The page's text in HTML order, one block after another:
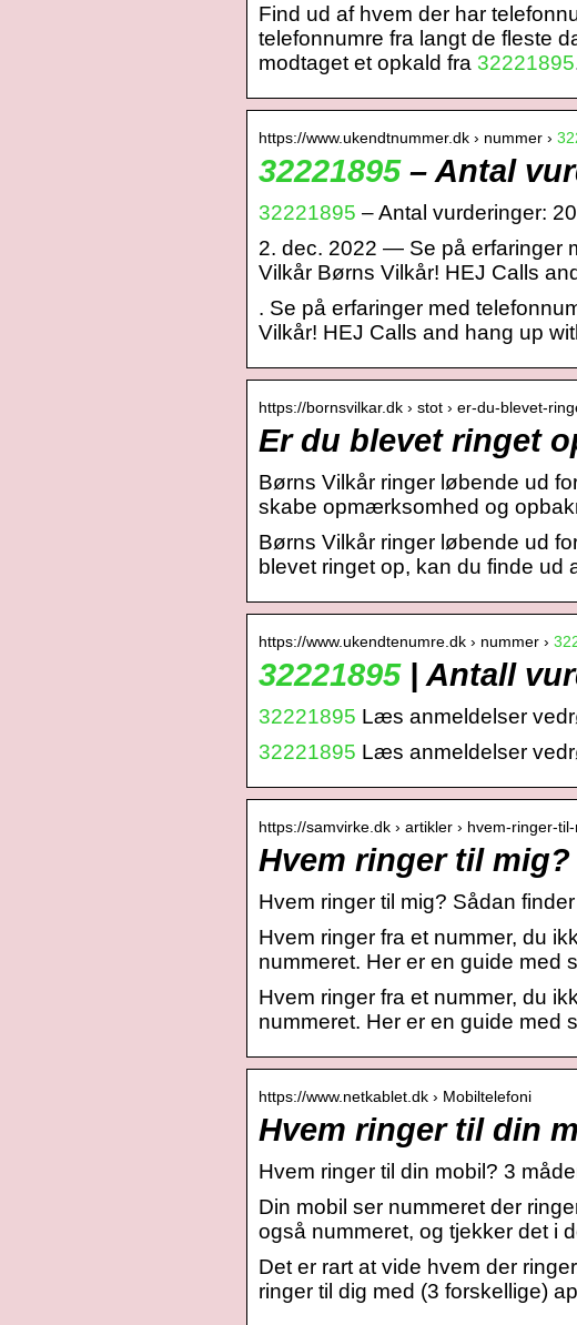
Find ud af hvem der har
telefonnumre fra langt de fleste
modtaget et opkald fra 32221895
https://www.ukendtnummer.dk › nummer ›
32221895– Antal
32221895 – Antal vurderinger:
2. dec. 2022 — Se på erfaringer
Vilkår Børns Vilkår! HEJ Calls
. Se på erfaringer med
Vilkår! HEJ Calls and hang up
https://bornsvilkar.dk › stot › er-du-blevet-
Er du blevet ringet
Børns Vilkår ringer løbende ud
skabe opmærksomhed og
Børns Vilkår ringer løbende ud
blevet ringet op, kan du finde ud
https://www.ukendtenumre.dk › nummer ›
32221895| Antall
32221895 Læs anmeldelser
32221895 Læs anmeldelser
https://samvirke.dk › artikler › hvem-ringer-
Hvem ringer til
Hvem ringer til mig? Sådan
Hvem ringer fra et nummer, du
nummeret. Her er en guide med
Hvem ringer fra et nummer, du
nummeret. Her er en guide med
https://www.netkablet.dk › Mobiltelefoni
Hvem ringer til din
Hvem ringer til din mobil? 3
Din mobil ser nummeret der
også nummeret, og tjekker det
Det er rart at vide hvem der
ringer til dig med (3 forskellige)